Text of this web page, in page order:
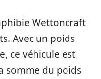
Wettoncraft
Avec un poids
ce véhicule est
somme du poids